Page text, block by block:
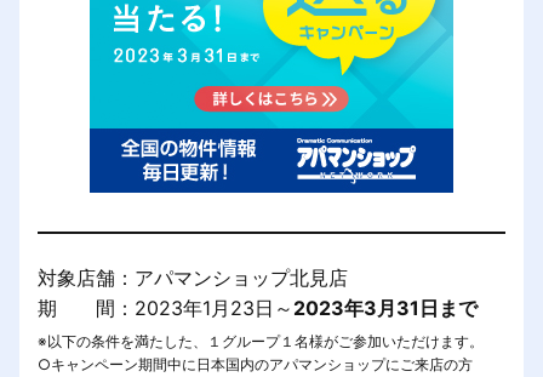
対象店舗：アパマンショップ北見店
期 間：2023年1月23日～ 2023年3月31日まで
※以下の条件を満たした、１グループ１名様がご参加いただけます。
○キャンペーン期間中に日本国内のアパマンショップにご来店の方